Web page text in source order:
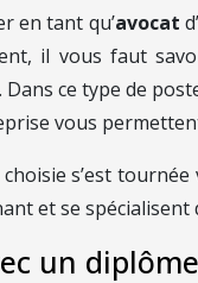
en tant qu’avocat
il vous faut
ce type de
vous
s’est
et se
un